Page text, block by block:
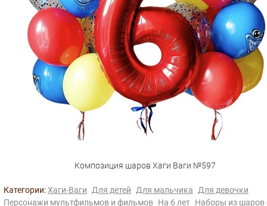
Композиция шаров Хаги Ваги №597
Категории:Хаги-Ваги Для детей Для мальчика
Для девочки
Персонажи мультфильмов и фильмов На 6 лет Наборы из шаров